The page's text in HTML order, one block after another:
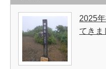
2025
てきま